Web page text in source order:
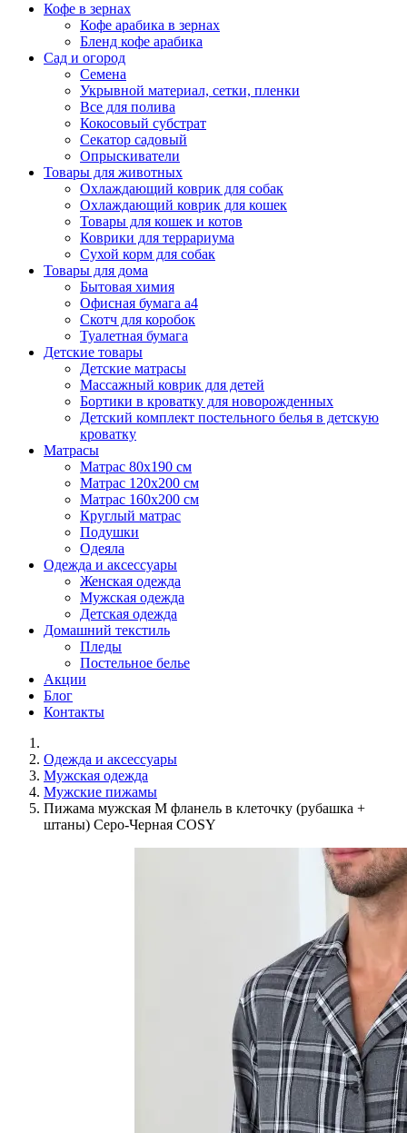
Кофе в зернах
Кофе арабика в зернах
Бленд кофе арабика
Сад и огород
Семена
Укрывной материал, сетки, пленки
Все для полива
Кокосовый субстрат
Секатор садовый
Опрыскиватели
Товары для животных
Охлаждающий коврик для собак
Охлаждающий коврик для кошек
Товары для кошек и котов
Коврики для террариума
Сухой корм для собак
Товары для дома
Бытовая химия
Офисная бумага а4
Скотч для коробок
Туалетная бумага
Детские товары
Детские матрасы
Массажный коврик для детей
Бортики в кроватку для новорожденных
Детский комплект постельного белья в детскую
кроватку
Матрасы
Матрас 80х190 см
Матраc 120х200 см
Матрас 160х200 см
Круглый матрас
Подушки
Одеяла
Одежда и аксессуары
Женская одежда
Мужская одежда
Детская одежда
Домашний текстиль
Пледы
Постельное белье
Акции
Блог
Контакты
Одежда и аксессуары
Мужская одежда
Мужские пижамы
Пижама мужская M фланель в клеточку (рубашка +
штаны) Серо-Черная COSY